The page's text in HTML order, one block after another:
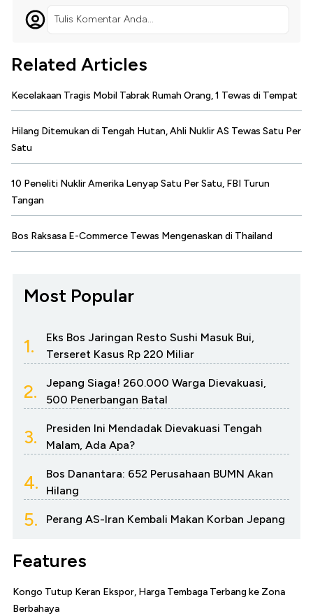
Tulis Komentar Anda...
Related Articles
Kecelakaan Tragis Mobil Tabrak Rumah Orang, 1 Tewas di Tempat
Hilang Ditemukan di Tengah Hutan, Ahli Nuklir AS Tewas Satu Per
Satu
10 Peneliti Nuklir Amerika Lenyap Satu Per Satu, FBI Turun
Tangan
Bos Raksasa E-Commerce Tewas Mengenaskan di Thailand
Most Popular
1.
Eks Bos Jaringan Resto Sushi Masuk Bui,
Terseret Kasus Rp 220 Miliar
2.
Jepang Siaga! 260.000 Warga Dievakuasi,
500 Penerbangan Batal
3.
Presiden Ini Mendadak Dievakuasi Tengah
Malam, Ada Apa?
4.
Bos Danantara: 652 Perusahaan BUMN Akan
Hilang
5. Perang AS-Iran Kembali Makan Korban Jepang
Features
Kongo Tutup Keran Ekspor, Harga Tembaga Terbang ke Zona
Berbahaya